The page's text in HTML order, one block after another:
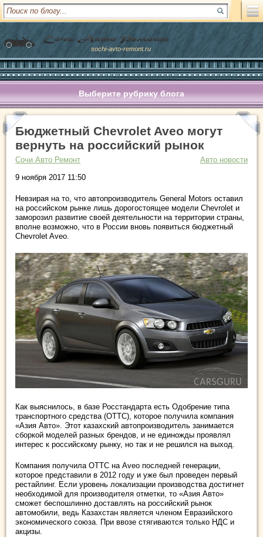
sochi-avto-remont.ru
Выберите рубрику блога
Бюджетный Chevrolet Aveo могут
вернуть на российский рынок
Сочи Авто Ремонт
Авто новости
9 ноября 2017 11:50
Невзирая на то, что автопроизводитель General Motors оставил
на российском рынке лишь дорогостоящее модели Chevrolet и
заморозил развитие своей деятельности на территории страны,
вполне возможно, что в России вновь появиться бюджетный
Chevrolet Aveo.
Как выяснилось, в базе Росстандарта есть Одобрение типа
транспортного средства (ОТТС), которое получила компания
«Азия Авто». Этот казахский автопроизводитель занимается
сборкой моделей разных брендов, и не единожды проявлял
интерес к российскому рынку, но так и не решился на выход.
Компания получила ОТТС на Aveo последней генерации,
которое представили в 2012 году и уже был проведен первый
рестайлинг. Если уровень локализации производства достигнет
необходимой для производителя отметки, то «Азия Авто»
сможет беспошлинно доставлять на российский рынок
автомобили, ведь Казахстан является членом Евразийского
экономического союза. При ввозе стягиваются только НДС и
акцизы.